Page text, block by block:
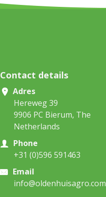
Contact details
Adres
Hereweg 39
9906 PC Bierum, The
Netherlands
Phone
+31 (0)596 591463
Email
info@oldenhuisagro.com